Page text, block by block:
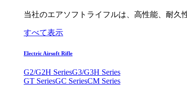
当社のエアソフトライフルは、高性能、耐
すべて表示
Electric Airsoft Rifle
G2/G2H SeriesG3/G3H Series
GT SeriesGC SeriesCM Series